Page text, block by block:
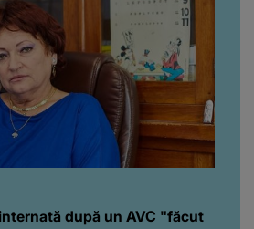
după un AVC "făcut